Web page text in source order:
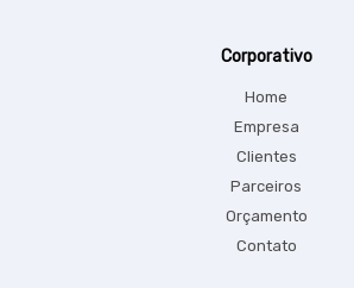
Corporativo
Home
Empresa
Clientes
Parceiros
Orçamento
Contato